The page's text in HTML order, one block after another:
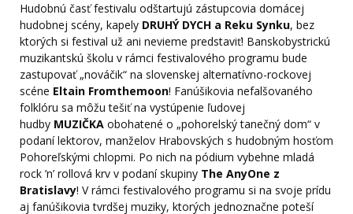
Hudobnú časť festivalu odštartujú zástupcovia domácej
hudobnej scény, kapely DRUHÝ DYCH a Reku Synku, bez
ktorých si festival už ani nevieme predstaviť! Banskobystrickú
muzikantskú školu v rámci festivalového programu bude
zastupovať „nováčik“ na slovenskej alternatívno-rockovej
scéne Eltain Fromthemoon! Fanúšikovia nefalšovaného
folklóru sa môžu tešiť na vystúpenie ľudovej
hudby MUZIČKA obohatené o „pohorelský tanečný dom“ v
podaní lektorov, manželov Hrabovských s hudobným hosťom
Pohoreľskými chlopmi. Po nich na pódium vybehne mladá
rock ’n’ rollová krv v podaní skupiny The AnyOne z
Bratislavy! V rámci festivalového programu si na svoje prídu
aj fanúšikovia tvrdšej muziky, ktorých jednoznačne poteší